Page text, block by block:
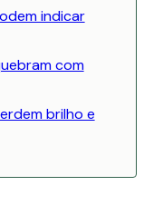
indicar
com
brilho e